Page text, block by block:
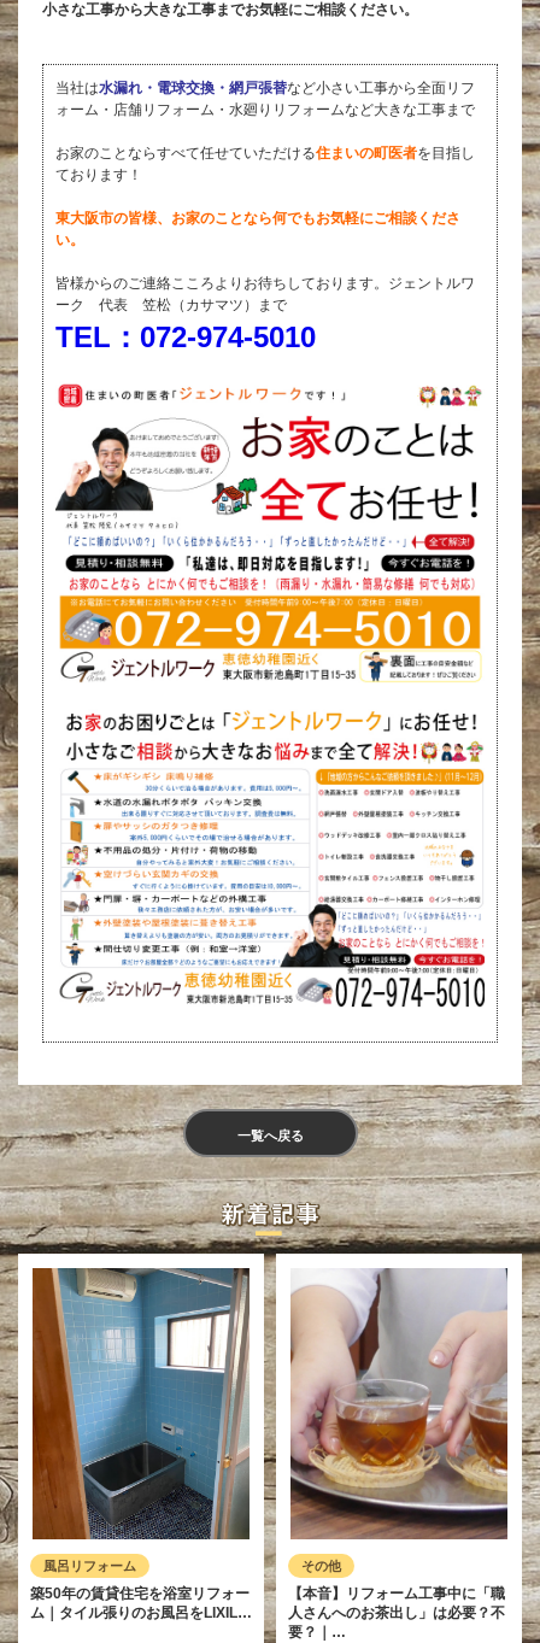
小さな工事から大きな工事までお気軽にご相談ください。
当社は水漏れ・電球交換・網戸張替など小さい工事から全面リフ
ォーム・店舗リフォーム・水廻りリフォームなど大きな工事まで
お家のことならすべて任せていただける住まいの町医者を目指し
ております！
東大阪市の皆様、お家のことなら何でもお気軽にご相談くださ
い。
皆様からのご連絡こころよりお待ちしております。ジェントルワ
ーク 代表 笠松（カサマツ）まで
TEL：072-974-5010
一覧へ戻る
風呂リフォーム
築50年の賃貸住宅を浴室リフォー
ム｜タイル張りのお風呂をLIXIL…
その他
【本音】リフォーム工事中に「職
人さんへのお茶出し」は必要？不
要？｜…